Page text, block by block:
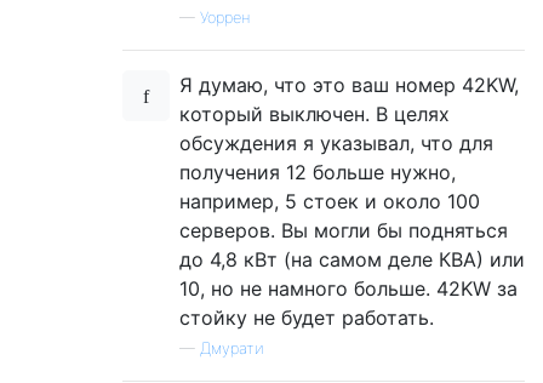
— Уоррен
Я думаю, что это ваш номер 42KW,
который выключен. В целях
обсуждения я указывал, что для
получения 12 больше нужно,
например, 5 стоек и около 100
серверов. Вы могли бы подняться
до 4,8 кВт (на самом деле КВА) или
10, но не намного больше. 42KW за
стойку не будет работать.
— Дмурати